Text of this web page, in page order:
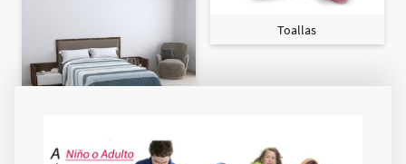
Toallas